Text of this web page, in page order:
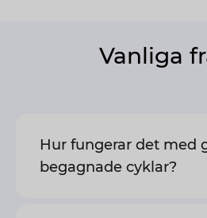
Vanliga
Hur fungerar det med
begagnade cyklar?